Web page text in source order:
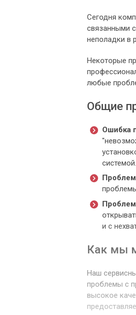
Сегодня
связанными
неполадки в
Некоторые
любые
Общие
Ошибка
системой.
и с
Как мы
Наш
проблемы с
высокое